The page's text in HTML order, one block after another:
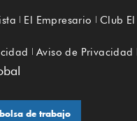
El Empresario Club
Aviso de Privacidad
de trabajo